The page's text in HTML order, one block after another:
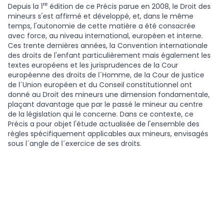
Depuis la 1re édition de ce Précis parue en 2008, le Droit des
mineurs s'est affirmé et développé, et, dans le même
temps, l'autonomie de cette matière a été consacrée
avec force, au niveau international, européen et interne.
Ces trente dernières années, la Convention internationale
des droits de l'enfant particulièrement mais également les
textes européens et les jurisprudences de la Cour
européenne des droits de l´Homme, de la Cour de justice
de l´Union européen et du Conseil constitutionnel ont
donné au Droit des mineurs une dimension fondamentale,
plaçant davantage que par le passé le mineur au centre
de la législation qui le concerne. Dans ce contexte, ce
Précis a pour objet l'étude actualisée de l'ensemble des
règles spécifiquement applicables aux mineurs, envisagés
sous l´angle de l´exercice de ses droits.